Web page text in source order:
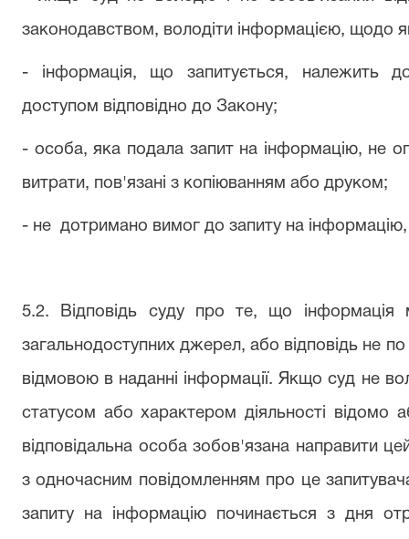
законодавством, володіти інформацією, щодо
- інформація, що запитується, належить
доступом відповідно до Закону;
- особа, яка подала запит на інформацію, не
витрати, пов'язані з копіюванням або друком;
- не дотримано вимог до запиту на інформацію,
5.2. Відповідь суду про те, що інформація
загальнодоступних джерел, або відповідь не
відмовою в наданні інформації. Якщо суд не
статусом або характером діяльності
відповідальна особа зобов'язана направити
з одночасним повідомленням про це
запиту на інформацію починається з дня